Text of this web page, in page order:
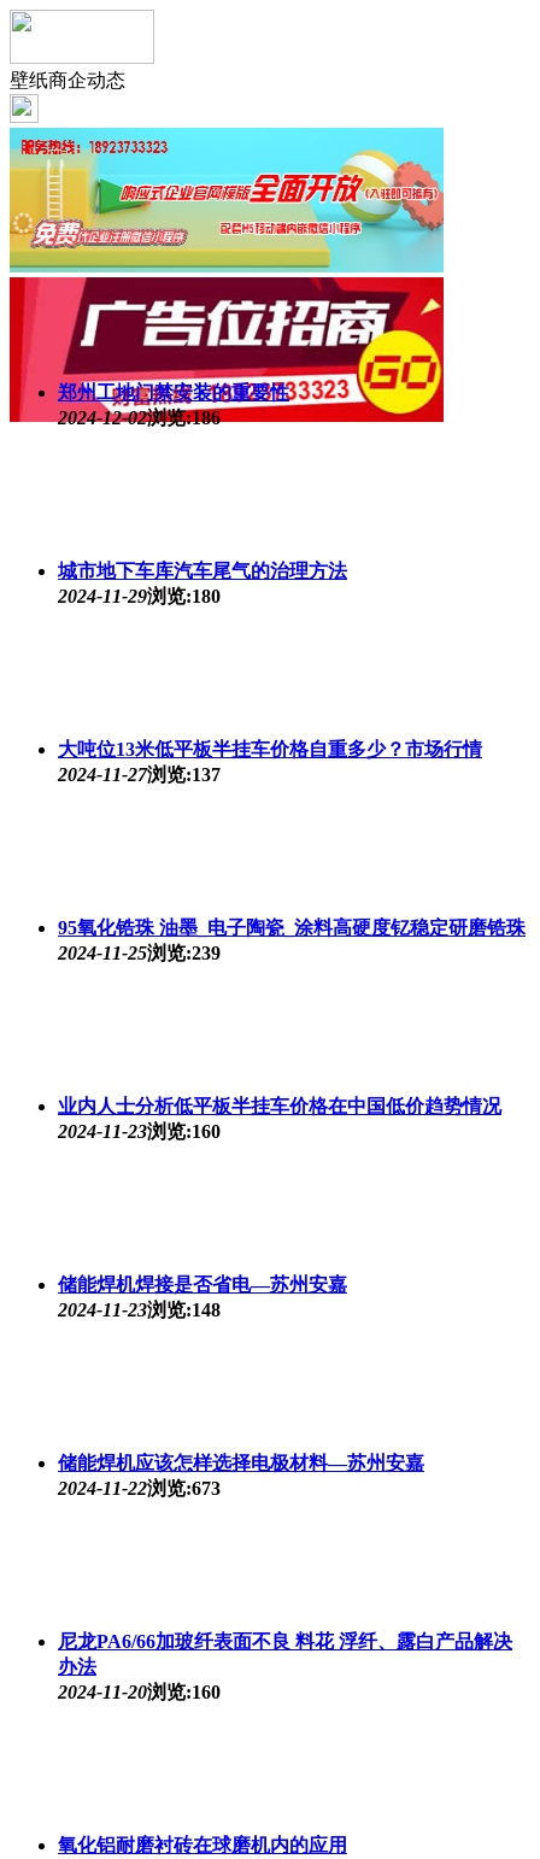
壁纸商企动态
郑州工地门禁安装的重要性
2024-12-02浏览:186
城市地下车库汽车尾气的治理方法
2024-11-29浏览:180
大吨位13米低平板半挂车价格自重多少？市场行情
2024-11-27浏览:137
95氧化锆珠 油墨_电子陶瓷_涂料高硬度钇稳定研磨锆珠
2024-11-25浏览:239
业内人士分析低平板半挂车价格在中国低价趋势情况
2024-11-23浏览:160
储能焊机焊接是否省电—苏州安嘉
2024-11-23浏览:148
储能焊机应该怎样选择电极材料—苏州安嘉
2024-11-22浏览:673
尼龙PA6/66加玻纤表面不良 料花 浮纤、露白产品解决
办法
2024-11-20浏览:160
氧化铝耐磨衬砖在球磨机内的应用